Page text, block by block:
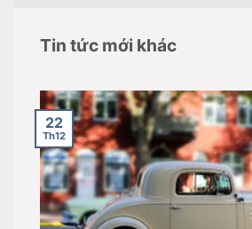
Tin tức mới khác
22
Th12